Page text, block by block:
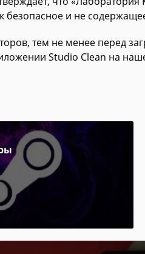
безопасное и не
тем не менее перед
Studio Clean на